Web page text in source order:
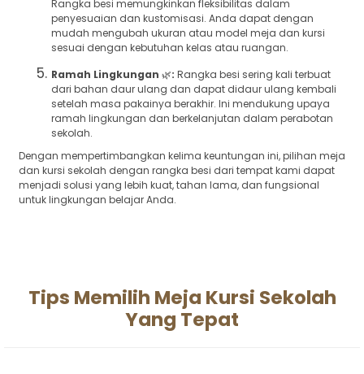
Rangka besi memungkinkan fleksibilitas dalam
penyesuaian dan kustomisasi. Anda dapat dengan
mudah mengubah ukuran atau model meja dan kursi
sesuai dengan kebutuhan kelas atau ruangan.
Ramah Lingkungan 🌿: Rangka besi sering kali terbuat
dari bahan daur ulang dan dapat didaur ulang kembali
setelah masa pakainya berakhir. Ini mendukung upaya
ramah lingkungan dan berkelanjutan dalam perabotan
sekolah.
Dengan mempertimbangkan kelima keuntungan ini, pilihan meja
dan kursi sekolah dengan rangka besi dari tempat kami dapat
menjadi solusi yang lebih kuat, tahan lama, dan fungsional
untuk lingkungan belajar Anda.
Tips Memilih Meja Kursi Sekolah
Yang Tepat